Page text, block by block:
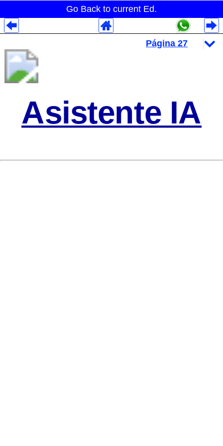
Go Back to current Ed.
Asistente IA
Despliegues Analytics
Despliegues Totales
Despliegues por Rubros